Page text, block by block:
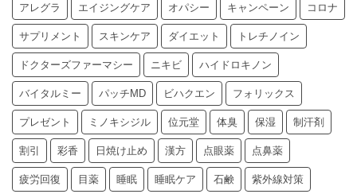
アレグラ エイジングケア オパシー キャンペーン コロナ
サプリメント スキンケア ダイエット トレチノイン
ドクターズファーマシー ニキビ ハイドロキノン
バイタルミー パッチMD ビハクエン フォリックス
プレゼント ミノキシジル 位元堂 体臭 保湿 制汗剤
割引 彩香 日焼け止め 漢方 点眼薬 点鼻薬
疲労回復 目薬 睡眠 睡眠ケア 石鹸 紫外線対策